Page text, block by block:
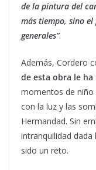
de la pintura del
más tiempo, sino
generales”.
Además, Cordero
de esta obra le
momentos de niño
con la luz y las
Hermandad. Sin
intranquilidad dada
sido un reto.